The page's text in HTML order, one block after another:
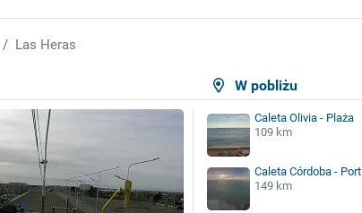
Las Heras
W pobliżu
Caleta Olivia - Plaża
109 km
Caleta Córdoba - Port
149 km